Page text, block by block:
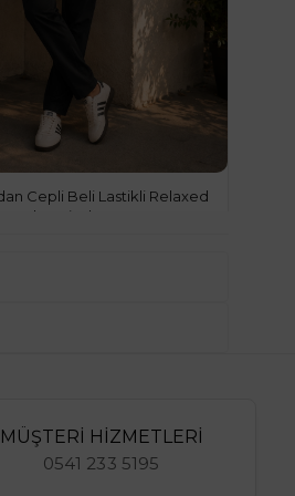
Cepli Beli Lastikli Relaxed
Siyah
MÜŞTERİ HİZMETLERİ
0541 233 5195